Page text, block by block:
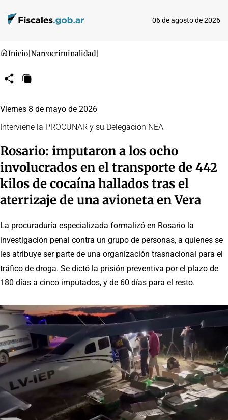
06 de agosto de 2026
Inicio Narcocriminalidad
CompartirCopiar
Viernes 8 de mayo de 2026
Interviene la PROCUNAR y su Delegación NEA
Rosario: imputaron a los ocho
involucrados en el transporte de 442
kilos de cocaína hallados tras el
aterrizaje de una avioneta en Vera
La procuraduría especializada formalizó en Rosario la
investigación penal contra un grupo de personas, a quienes se
les atribuye ser parte de una organización trasnacional para el
tráfico de droga. Se dictó la prisión preventiva por el plazo de
180 días a cinco imputados, y de 60 días para el resto.